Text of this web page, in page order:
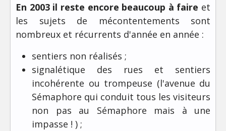
En 2003 il reste encore beaucoup à faire et
les sujets de mécontentements sont
nombreux et récurrents d'année en année :
sentiers non réalisés ;
signalétique des rues et sentiers
incohérente ou trompeuse (l'avenue du
Sémaphore qui conduit tous les visiteurs
non pas au Sémaphore mais à une
impasse ! ) ;